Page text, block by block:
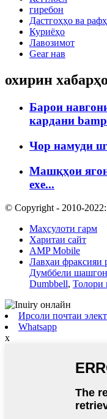
гиребон
Дастгоҳҳо ва
Куриёҳо
Лавозимот
Gear нав
охирин хабарҳо
Барои
кардани
Чор намуди
Машқҳои
exe...
© Copyright - 2010-
Маҳсулоти гарм
Харитаи сайт
AMP Mobile
Лавҳаи фраксияи
Думббели
Dumbbell, Толори
Ирсоли почтаи
Whatsapp
x